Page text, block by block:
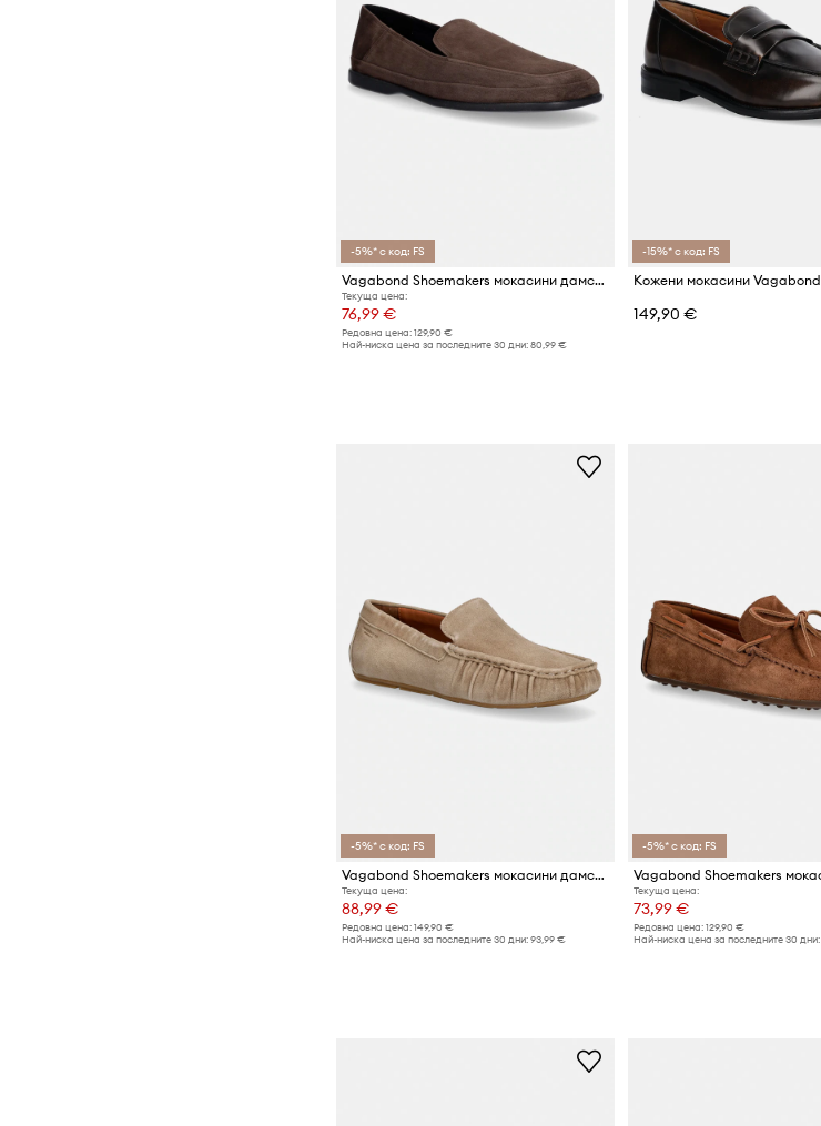
-5%* с код: FS
Vagabond Shoemakers мокасини дамски от велур SAMMIE
Текуща цена:
76,99 €
Редовна цена: 129,90 €
Най-ниска цена за последните 30 дни: 80,99 €
-15%* с код: FS
149,90 €
-5%* с код: FS
Vagabond Shoemakers мокасини дамски от велур MIKA
Текуща цена:
88,99 €
Редовна цена: 149,90 €
Най-ниска цена за последните 30 дни: 93,99 €
-5%* с код: FS
Текуща цена:
73,99 €
Редовна цена: 129,90 €
Най-ниска цена за последните 30 дни: